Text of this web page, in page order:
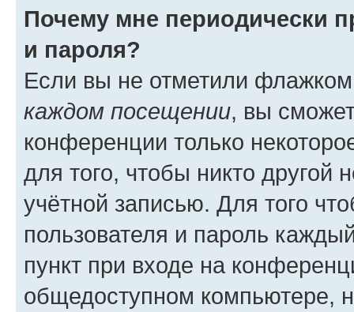
Почему мне периодически
и пароля?
Если вы не отметили
каждом посещении, вы
конференции только
для того, чтобы никто другой
учётной записью. Для того
пользователя и пароль
пункт при входе на
общедоступном компьютере,